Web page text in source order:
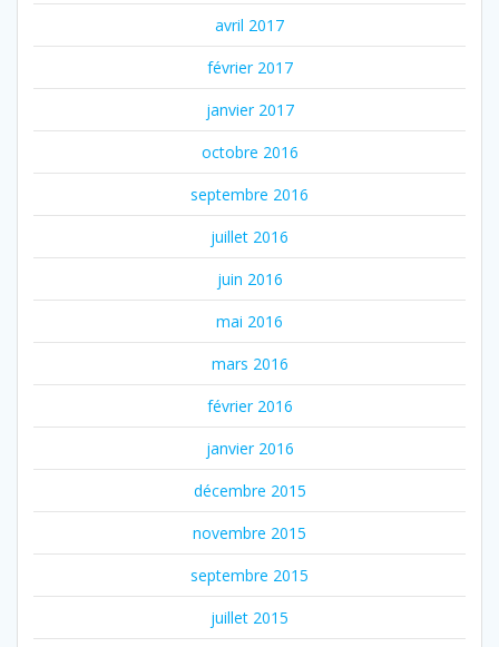
avril 2017
février 2017
janvier 2017
octobre 2016
septembre 2016
juillet 2016
juin 2016
mai 2016
mars 2016
février 2016
janvier 2016
décembre 2015
novembre 2015
septembre 2015
juillet 2015